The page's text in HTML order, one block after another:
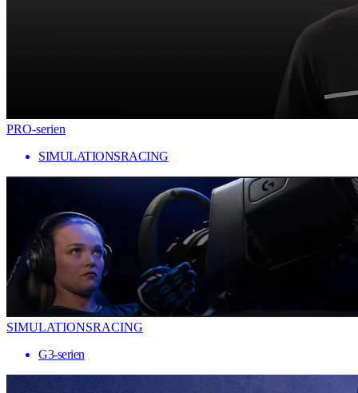
PRO-serien
SIMULATIONSRACING
SIMULATIONSRACING
G3-serien